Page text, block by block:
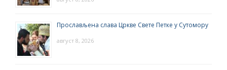
Прослављена слава Цркве Свете Петке у Сутомору
август 8, 2026